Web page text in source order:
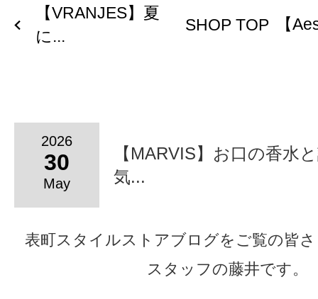
【VRANJES】夏
に...
SHOP TOP 【
2026
30
May
【MARVIS】お口の香水
気...
表町スタイルストアブログをご覧の皆
スタッフの藤井です。